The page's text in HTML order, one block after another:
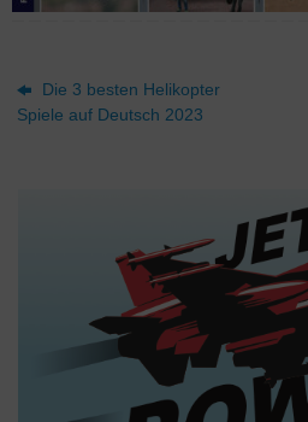
Die 3 besten Helikopter
Spiele auf Deutsch 2023